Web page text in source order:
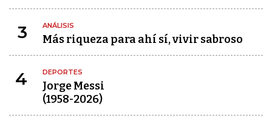
3 ANÁLISIS
Más riqueza para ahí sí, vivir sabroso
4 DEPORTES
Jorge Messi
(1958-2026)